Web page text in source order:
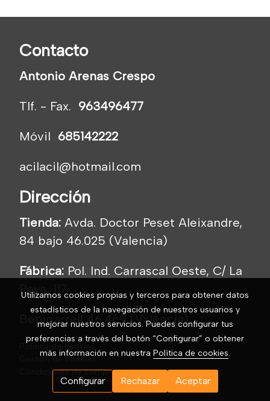
Contacto
Antonio Arenas Crespo
Tlf. - Fax. 963496477
Móvil 685142222
acilacil@hotmail.com
Dirección
Tienda: Avda. Doctor Peset Aleixandre,
84 bajo 46.025 (Valencia)
Fábrica: Pol. Ind. Carrascal Oeste, C/ La
Raya, 117
Beniparrell 46.469 (Valencia)
Política de cookies
Gestión de cookies
Condiciones de compra
Utilizamos cookies propias y terceros para obtener datos
estadísticos de la navegación de nuestros usuarios y
mejorar nuestros servicios. Puedes configurar tus
preferencias a través del botón “Configurar” o obtener
más información en nuestra Política de cookies.
Configurar Rechazar Aceptar